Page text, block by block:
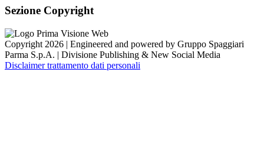
Sezione Copyright
Copyright 2026 | Engineered and powered by Gruppo Spaggiari
Parma S.p.A. | Divisione Publishing & New Social Media
Disclaimer trattamento dati personali